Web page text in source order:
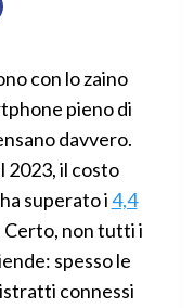
con lo zaino
pieno di
davvero.
2023, il costo
superato i4,4
Certo, non tutti i
spesso le
connessi